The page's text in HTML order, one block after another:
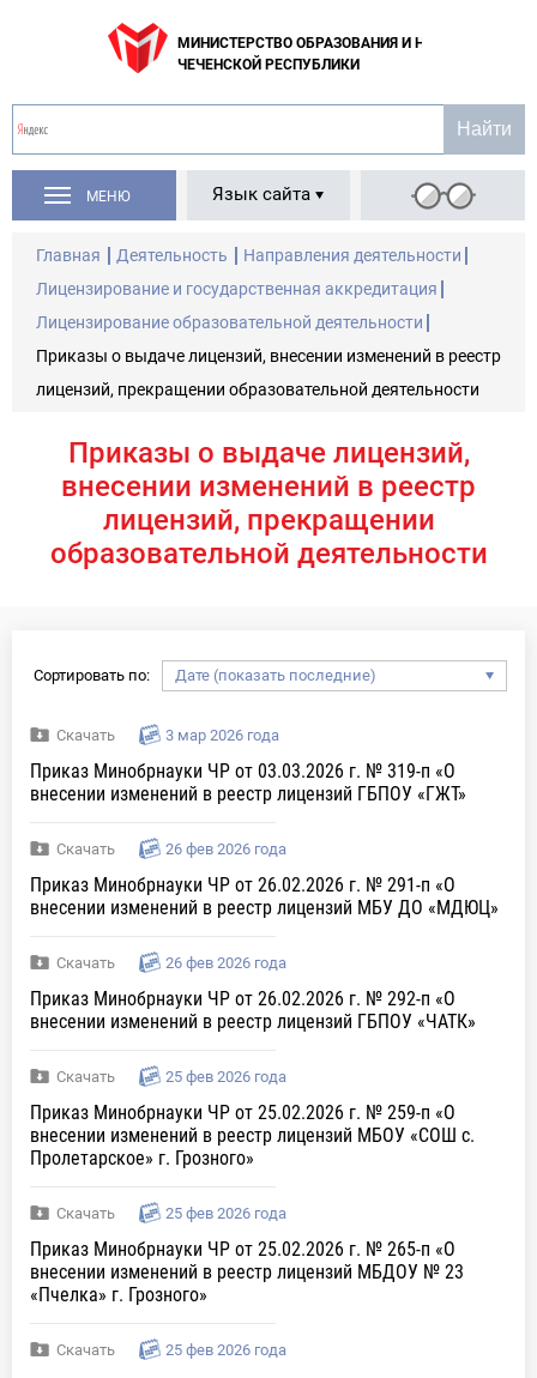
МИНИСТЕРСТВО ОБРАЗОВАНИЯ И НАУКИ
ЧЕЧЕНСКОЙ РЕСПУБЛИКИ
МЕНЮ Язык сайта
Главная Деятельность
Направления деятельности
Лицензирование и государственная аккредитация
Лицензирование образовательной деятельности
Приказы о выдаче лицензий, внесении изменений в реестр
лицензий, прекращении образовательной деятельности
Приказы о выдаче лицензий,
внесении изменений в реестр
лицензий, прекращении
образовательной деятельности
Сортировать по:
Скачать 3 мар 2026 года
Приказ Минобрнауки ЧР от 03.03.2026 г. № 319-п «О
внесении изменений в реестр лицензий ГБПОУ «ГЖТ»
Скачать 26 фев 2026 года
Приказ Минобрнауки ЧР от 26.02.2026 г. № 291-п «О
внесении изменений в реестр лицензий МБУ ДО «МДЮЦ»
Скачать 26 фев 2026 года
Приказ Минобрнауки ЧР от 26.02.2026 г. № 292-п «О
внесении изменений в реестр лицензий ГБПОУ «ЧАТК»
Скачать 25 фев 2026 года
Приказ Минобрнауки ЧР от 25.02.2026 г. № 259-п «О
внесении изменений в реестр лицензий МБОУ «СОШ с.
Пролетарское» г. Грозного»
Скачать 25 фев 2026 года
Приказ Минобрнауки ЧР от 25.02.2026 г. № 265-п «О
внесении изменений в реестр лицензий МБДОУ № 23
«Пчелка» г. Грозного»
Скачать 25 фев 2026 года